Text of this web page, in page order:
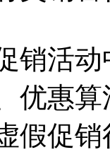
活动
优惠
假促